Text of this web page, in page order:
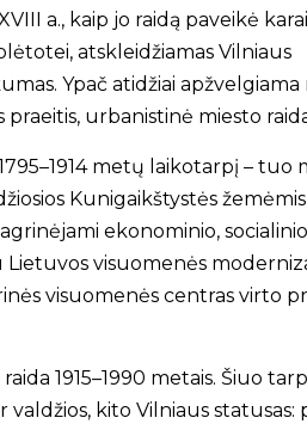
a., kaip jo raidą paveikė
atsklei­džiamas Vilniaus
Ypač atidžiai apžvelgiama
urbanistinė miesto
metų laikotarpį – tuo
Kunigaikštystės
ekonominio,
visuomenės
visuomenės centras virto
1915–1990 metais. Šiuo
kito Vilniaus statusas: